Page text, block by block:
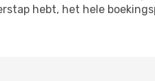
hebt, het hele